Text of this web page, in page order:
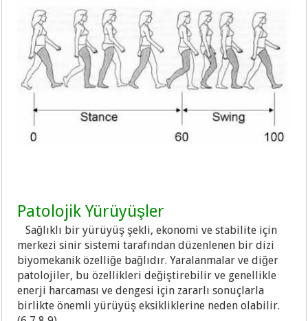
Patolojik Yürüyüşler
Sağlıklı bir yürüyüş şekli, ekonomi ve stabilite için
merkezi sinir sistemi tarafından düzenlenen bir dizi
biyomekanik özelliğe bağlıdır. Yaralanmalar ve diğer
patolojiler, bu özellikleri değiştirebilir ve genellikle
enerji harcaması ve dengesi için zararlı sonuçlarla
birlikte önemli yürüyüş eksikliklerine neden olabilir.